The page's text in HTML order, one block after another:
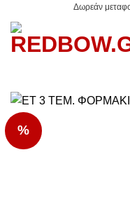
στο
περιεχόμενο
Δωρεάν
%